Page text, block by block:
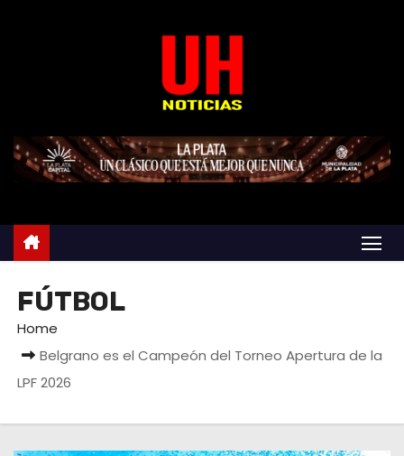
e
FÚTBOL
Home
Belgrano es el Campeón del Torneo Apertura de la
LPF 2026